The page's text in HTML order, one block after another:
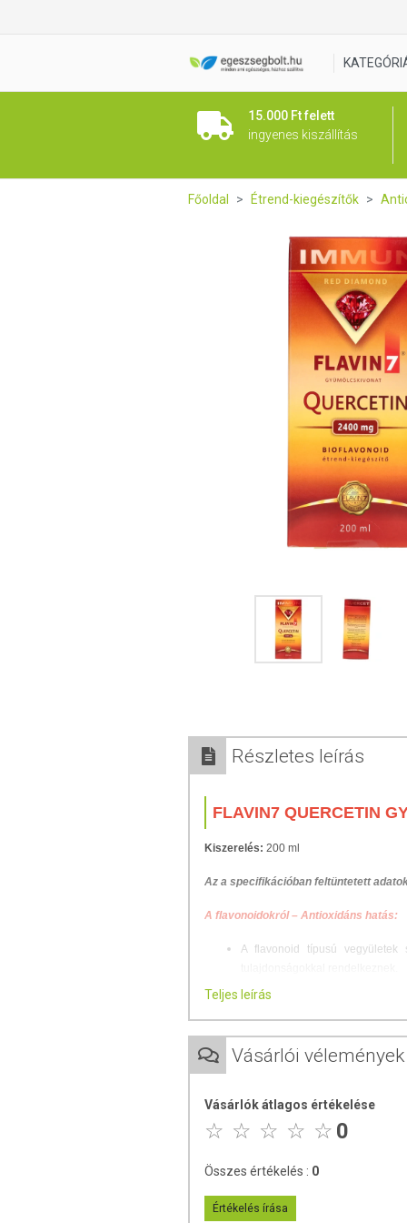
15.000 Ft felett
ingyenes kiszállítás
Főoldal Étrend-kiegészítők
Részletes leírás
FLAVIN7 QUERCETIN
Kiszerelés: 200 ml
Az a specifikációban feltüntetett
A flavonoidokról – Antioxidáns hatás:
A flavonoid típusú vegyületek
Rendszeres bevitelük révén
Az érelmeszesedés a
Számos tudományos publikáció
az antioxidáns és
kialakulását.
A flavonoidok kiemelten
csökkentik az a hajszálerek
Teljes leírás
Vásárlói vélemények
Vásárlók átlagos értékelése
0
Összes értékelés : 0
Értékelés írása